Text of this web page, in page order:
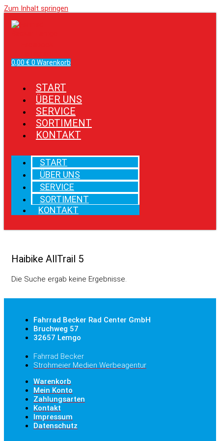
Zum Inhalt springen
0,00 € 0 Warenkorb
START
ÜBER UNS
SERVICE
SORTIMENT
KONTAKT
START
ÜBER UNS
SERVICE
SORTIMENT
KONTAKT
Haibike AllTrail 5
Die Suche ergab keine Ergebnisse.
Fahrrad Becker Rad Center GmbH
Bruchweg 57
32657 Lemgo
Fahrrad Becker
Strohmeier Medien Werbeagentur
Warenkorb
Mein Konto
Zahlungsarten
Kontakt
Impressum
Datenschutz